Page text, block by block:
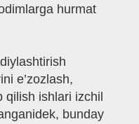
hurmat
e’zozlash,
qilish ishlari izchil
bunday